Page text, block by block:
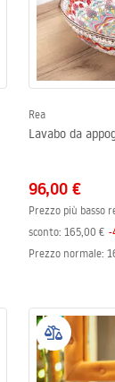
Rea
Lavabo da
96,00 €
Prezzo più basso
sconto: 165,00 € -
Prezzo normale: